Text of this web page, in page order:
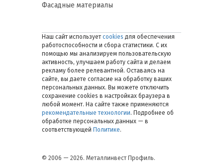
Фасадные материалы
Наш сайт использует cookies для обеспечения
работоспособности и сбора статистики. С их
помощью мы анализируем пользовательскую
активность, улучшаем работу сайта и делаем
рекламу более релевантной. Оставаясь на
сайте, вы даете согласие на обработку ваших
персональных данных. Вы можете отключить
сохранение cookies в настройках браузера в
любой момент. На сайте также применяются
рекомендательные технологии. Подробнее об
обработке персональных данных — в
соответствующей Политике.
© 2006 — 2026. Металлинвест Профиль.